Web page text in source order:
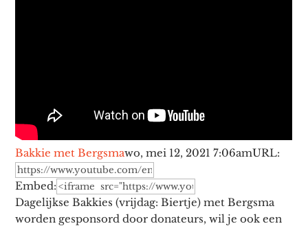
Bakkie met Bergsmawo, mei 12, 2021 7:06amURL:
Embed:
Dagelijkse Bakkies (vrijdag: Biertje) met Bergsma
worden gesponsord door donateurs, wil je ook een